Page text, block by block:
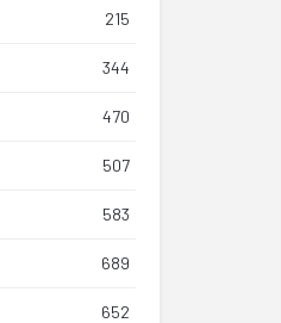
215
344
470
507
583
689
652